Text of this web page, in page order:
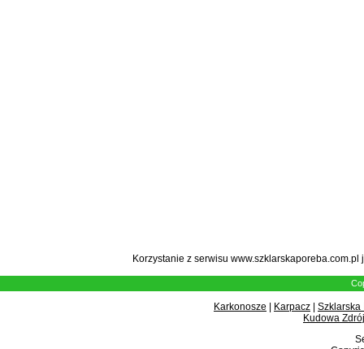
Korzystanie z serwisu
Karkonosze Karpacz
Szklarska
Kudowa